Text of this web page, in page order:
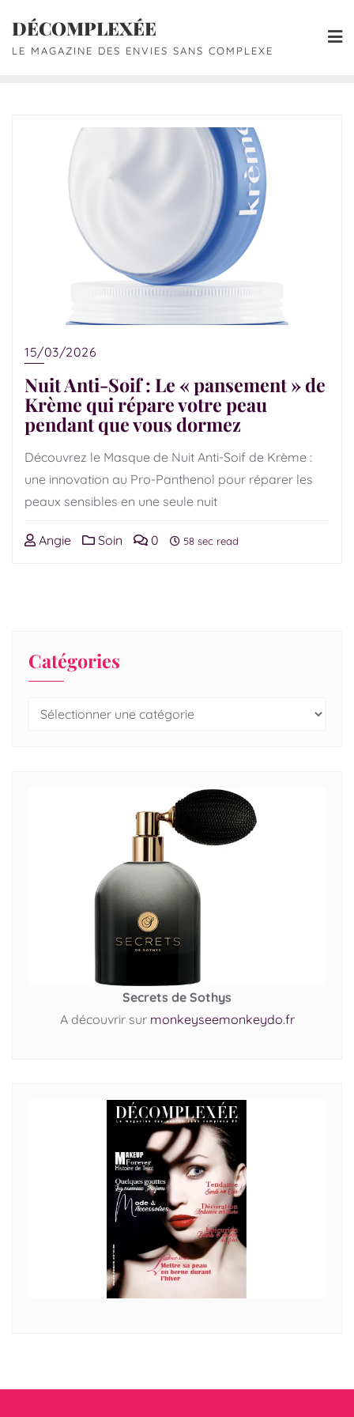
DÉCOMPLEXÉE
LE MAGAZINE DES ENVIES SANS COMPLEXE
15/03/2026
Nuit Anti-Soif : Le « pansement » de
Krème qui répare votre peau
pendant que vous dormez
Découvrez le Masque de Nuit Anti-Soif de Krème :
une innovation au Pro-Panthenol pour réparer les
peaux sensibles en une seule nuit
Angie Soin 0 58 sec read
Catégories
Secrets de Sothys
A découvrir sur monkeyseemonkeydo.fr